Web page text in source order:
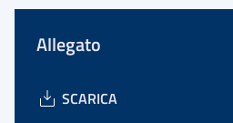
Allegato
SCARICA